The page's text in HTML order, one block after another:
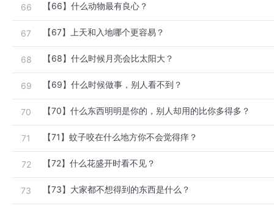
66 【66】什么动物最有良心？
67 【67】上天和入地哪个更容易？
68 【68】什么时候月亮会比太阳大？
69 【69】什么时候做事，别人看不到？
70 【70】什么东西明明是你的，别人却用的比你多得多？
71 【71】蚊子咬在什么地方你不会觉得痒？
72 【72】什么花盛开时看不见？
73 【73】大家都不想得到的东西是什么？